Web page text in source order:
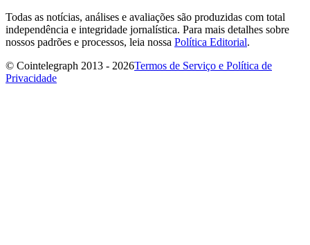
Todas as notícias, análises e avaliações são produzidas com total
independência e integridade jornalística. Para mais detalhes sobre
nossos padrões e processos, leia nossa Política Editorial.
© Cointelegraph 2013 - 2026Termos de Serviço e Política de
Privacidade